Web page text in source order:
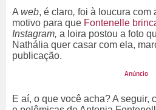
A web, é claro, foi à loucura com
motivo para que Fontenelle
Instagram, a loira postou a foto
Nathália quer casar com ela,
publicação.
E aí, o que você acha? A seguir,